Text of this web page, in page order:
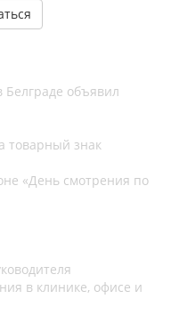
объявил
товарный знак
«День смотрения по
в клинике, офисе и